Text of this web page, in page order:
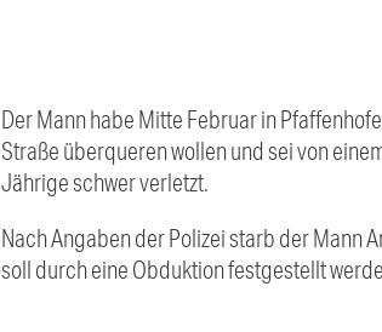
Der Mann habe Mitte Februar in
Straße überqueren wollen und sei von
Jährige schwer verletzt.
Nach Angaben der Polizei starb der Mann
soll durch eine Obduktion festgestellt